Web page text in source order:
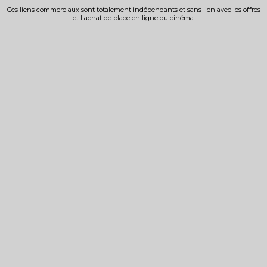
Ces liens commerciaux sont totalement indépendants et sans lien avec les offres
et l'achat de place en ligne du cinéma.